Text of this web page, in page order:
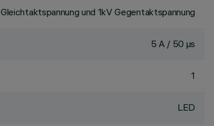
und 1kV Gegentaktspannung
5 A / 50 µs
1
LED